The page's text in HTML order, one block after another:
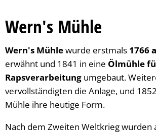
Wern's
Mühle
Wern's Mühle
Wern's Mühlewurde erstmals 1766
erwähnt und 1841 in eine Ölmühle
Rapsverarbeitung umgebaut.
vervollständigten die Anlage, und
Mühle ihre heutige Form.
Nach dem Zweiten Weltkrieg wurden